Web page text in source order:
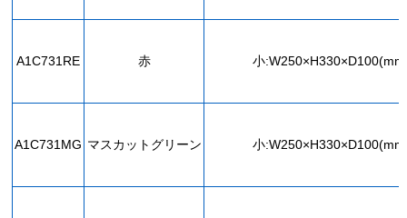
A1C731RE 赤 小
A1C731MG マスカットグリーン 小